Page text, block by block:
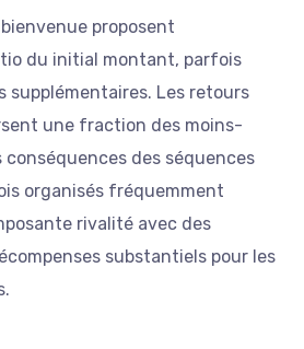
proposent
du initial montant, parfois
supplémentaires. Les retours
une fraction des moins-
des séquences
organisés fréquemment
rivalité avec des
substantiels pour les